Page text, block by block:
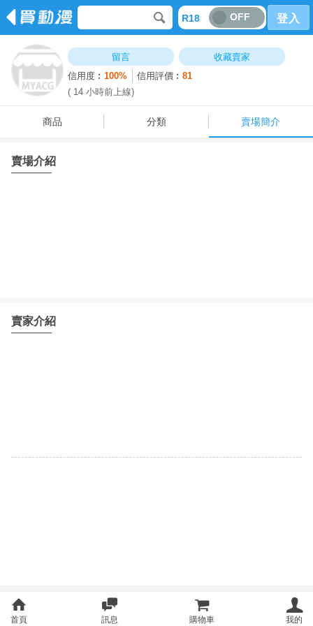
R18 OFF 登入
留言
收藏賣家
信用度︰100% 信用評價︰81
( 14 小時前上線)
商品 分類 賣場簡介
賣場介紹
賣家介紹
商品 分類 賣場簡介
首頁 訊息 購物車 我的